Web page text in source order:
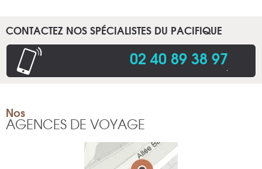
CONTACTEZ NOS SPÉCIALISTES DU PACIFIQUE
02 40 89 38 97.
Nos
AGENCES DE VOYAGE